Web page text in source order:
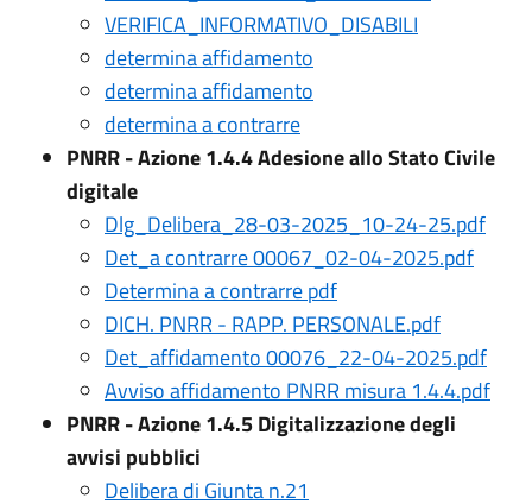
VERIFICA_INFORMATIVO_DISABILI
determina affidamento
determina affidamento
determina a contrarre
PNRR - Azione 1.4.4 Adesione allo Stato Civile
digitale
Dlg_Delibera_28-03-2025_10-24-25.pdf
Det_a contrarre 00067_02-04-2025.pdf
Determina a contrarre pdf
DICH. PNRR - RAPP. PERSONALE.pdf
Det_affidamento 00076_22-04-2025.pdf
Avviso affidamento PNRR misura 1.4.4.pdf
PNRR - Azione 1.4.5 Digitalizzazione degli
avvisi pubblici
Delibera di Giunta n.21